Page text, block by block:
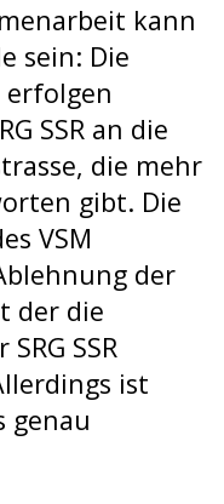
kann
sein: Die
SSR an die
die mehr
gibt. Die
VSM
der
der die
SSR
ist
genau